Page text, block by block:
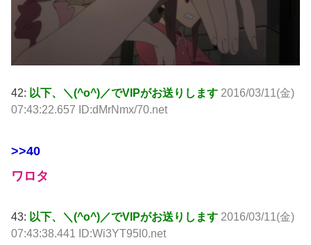
42: 以下、＼(^o^)／でVIPがお送りします 2016/03/11(金)
07:43:22.657 ID:dMrNmx/70.net
>>40
ワロタ
43: 以下、＼(^o^)／でVIPがお送りします 2016/03/11(金)
07:43:38.441 ID:Wi3YT95l0.net